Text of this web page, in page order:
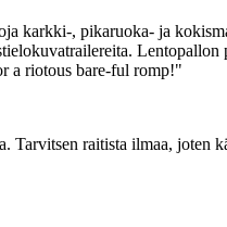
karkki‑, pikaruoka‑ ja
Lentopallon
a riotous bare‑ful romp!"
Tarvitsen raitista ilmaa, joten